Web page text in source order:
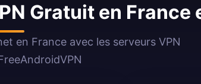
Gratuit en France
en France avec les serveurs VPN